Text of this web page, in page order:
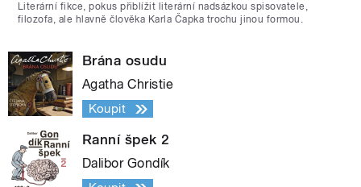
Literární fikce, pokus přiblížit literární nadsázkou spisovatele,
filozofa, ale hlavně člověka Karla Čapka trochu jinou formou.
Brána osudu
Agatha Christie
Koupit
Ranní špek 2
Dalibor Gondík